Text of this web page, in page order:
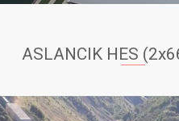
ASLANCIK HES